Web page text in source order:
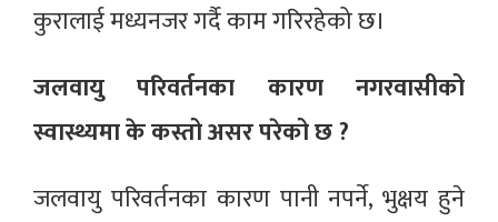
कुरालाई मध्यनजर गर्दै काम गरिरहेको छ।
जलवायु परिवर्तनका कारण नगरवासीको
स्वास्थ्यमा के कस्तो असर परेको छ ?
जलवायु परिवर्तनका कारण पानी नपर्ने, भुक्षय हुने